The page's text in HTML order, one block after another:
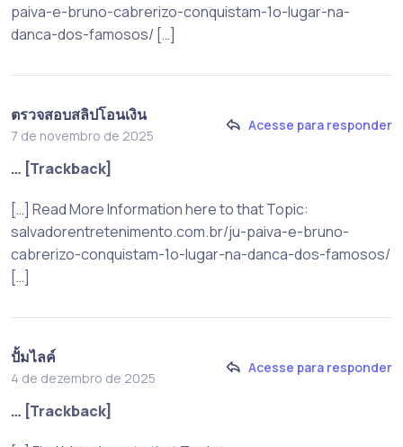
paiva-e-bruno-cabrerizo-conquistam-1o-lugar-na-
danca-dos-famosos/ […]
ตรวจสอบสลิปโอนเงิน
7 de novembro de 2025
Acesse para responder
… [Trackback]
[…] Read More Information here to that Topic:
salvadorentretenimento.com.br/ju-paiva-e-bruno-
cabrerizo-conquistam-1o-lugar-na-danca-dos-famosos/
[…]
ปั้มไลค์
4 de dezembro de 2025
Acesse para responder
… [Trackback]